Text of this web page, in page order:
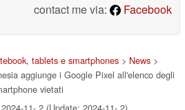
contact me via:
Facebook
tablets e smartphones > News >
aggiunge i Google Pixel all'elenco degli
vietati
11- 2 (Update: 2024-11- 2)